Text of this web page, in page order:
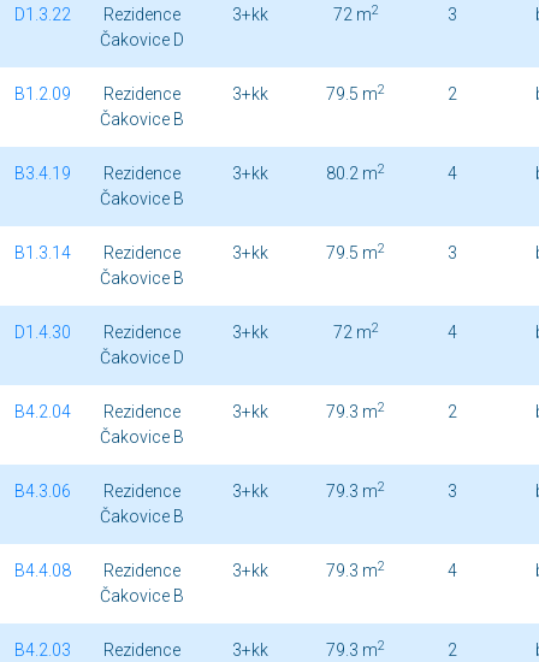
D1.3.22
Rezidence
Čakovice D
3+kk 72 m2 3
B1.2.09
Rezidence
Čakovice B
3+kk 79.5 m2 2
B3.4.19
Rezidence
Čakovice B
3+kk 80.2 m2 4
B1.3.14
Rezidence
Čakovice B
3+kk 79.5 m2 3
D1.4.30
Rezidence
Čakovice D
3+kk 72 m2 4
B4.2.04
Rezidence
Čakovice B
3+kk 79.3 m2 2
B4.3.06
Rezidence
Čakovice B
3+kk 79.3 m2 3
B4.4.08
Rezidence
Čakovice B
3+kk 79.3 m2 4
B4.2.03 Rezidence 3+kk 79.3 m2 2